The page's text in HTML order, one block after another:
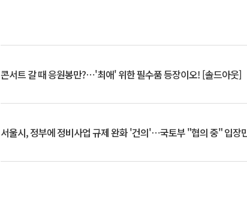
콘서트 갈 때 응원봉만?⋯'최애' 위한 필수품 등장이오! [솔드아웃]
서울시, 정부에 정비사업 규제 완화 '건의'⋯국토부 "협의 중" 입장